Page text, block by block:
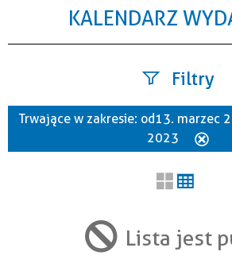
KALENDARZ
Filtry
Szukana fraza
Trwające w zakresie
Trwające w zakresie: od 13. marzec
2023
Lista jest